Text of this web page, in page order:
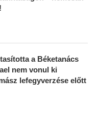
a Béketanács
nem vonul ki
lefegyverzése előtt